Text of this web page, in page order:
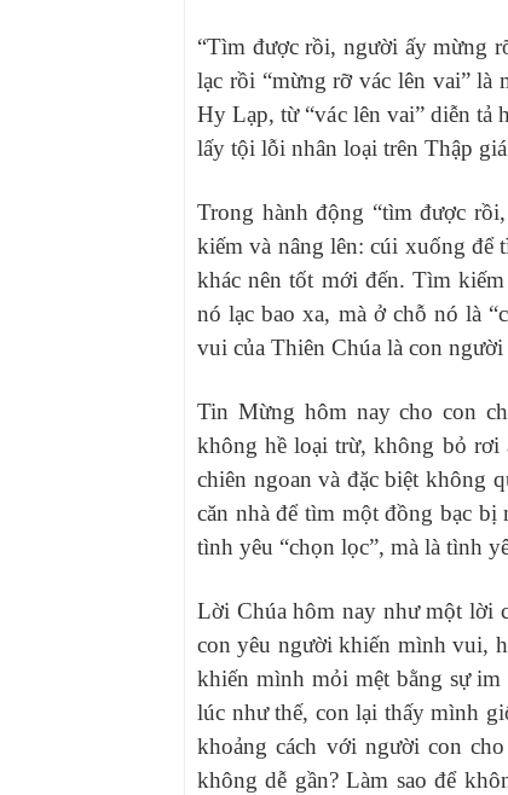
“Tìm được rồi, người ấy mừng
lạc rồi “mừng rỡ vác lên vai”
Hy Lạp, từ “vác lên vai” diễn tả
lấy tội lỗi nhân loại trên Thập
Trong hành động “tìm được
kiếm và nâng lên: cúi xuống
khác nên tốt mới đến. Tìm
nó lạc bao xa, mà ở chỗ nó là
vui của Thiên Chúa là con
Tin Mừng hôm nay cho con
không hề loại trừ, không bỏ rơi
chiên ngoan và đặc biệt không
căn nhà để tìm một đồng bạc
tình yêu “chọn lọc”, mà là tình
Lời Chúa hôm nay như một lời
con yêu người khiến mình vui,
khiến mình mỏi mệt bằng sự im
lúc như thế, con lại thấy mình
khoảng cách với người con
không dễ gần? Làm sao để